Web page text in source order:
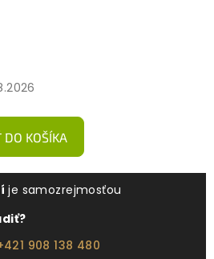
DO KOŠÍKA
je samozrejmosťou
908 138 480